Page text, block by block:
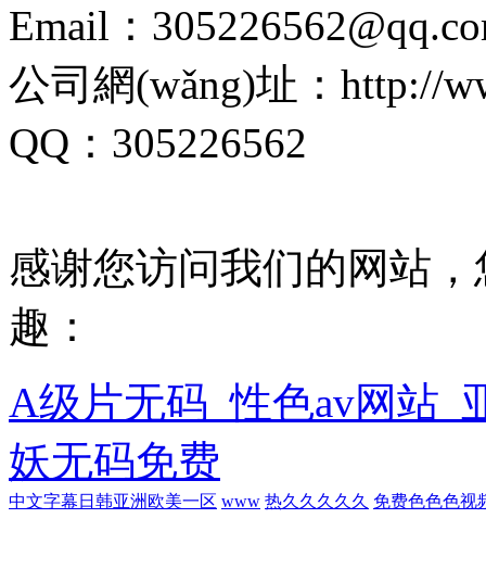
Email：
公司網(wǎng)址：http://
QQ：305226562
感谢您访问我们的网站
趣：
A级片无码_性色av网站_
妖无码免费
中文字幕日韩亚洲欧美一区 www 热久久久久久 免费色色色视